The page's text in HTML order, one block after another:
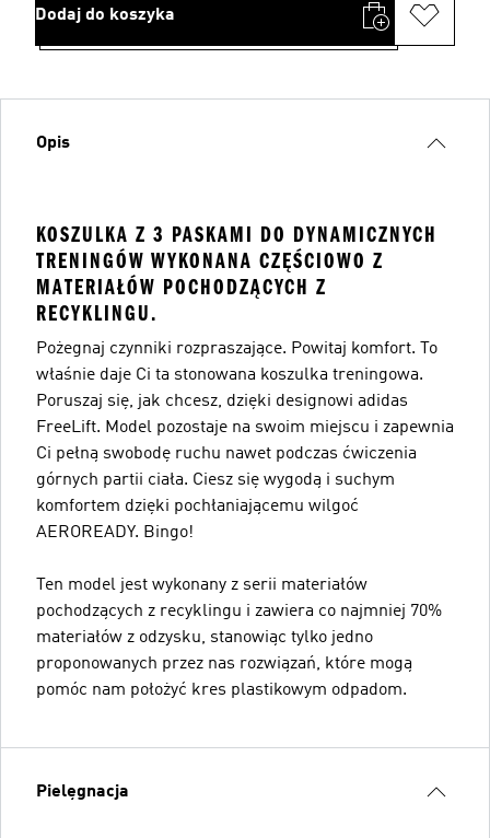
Dodaj do koszyka
Opis
KOSZULKA Z 3 PASKAMI DO DYNAMICZNYCH
TRENINGÓW WYKONANA CZĘŚCIOWO Z
MATERIAŁÓW POCHODZĄCYCH Z
RECYKLINGU.
Pożegnaj czynniki rozpraszające. Powitaj komfort. To
właśnie daje Ci ta stonowana koszulka treningowa.
Poruszaj się, jak chcesz, dzięki designowi adidas
FreeLift. Model pozostaje na swoim miejscu i zapewnia
Ci pełną swobodę ruchu nawet podczas ćwiczenia
górnych partii ciała. Ciesz się wygodą i suchym
komfortem dzięki pochłaniającemu wilgoć
AEROREADY. Bingo!
Ten model jest wykonany z serii materiałów
pochodzących z recyklingu i zawiera co najmniej 70%
materiałów z odzysku, stanowiąc tylko jedno
proponowanych przez nas rozwiązań, które mogą
pomóc nam położyć kres plastikowym odpadom.
Pielęgnacja